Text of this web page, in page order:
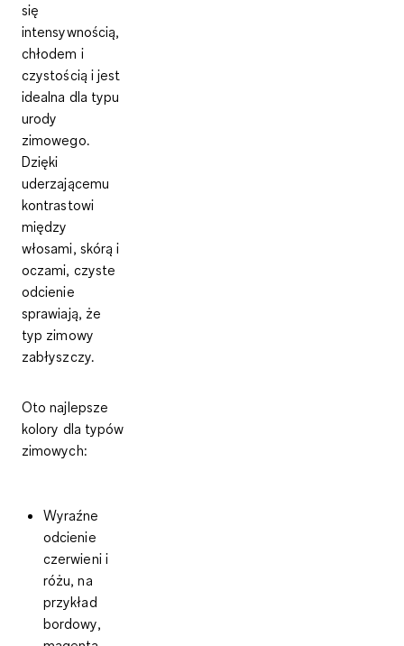
się
intensywnością,
chłodem i
czystością i jest
idealna dla typu
urody
zimowego.
Dzięki
uderzającemu
kontrastowi
między
włosami, skórą i
oczami, czyste
odcienie
sprawiają, że
typ zimowy
zabłyszczy.
Oto najlepsze
kolory dla typów
zimowych:
Wyraźne
odcienie
czerwieni i
różu, na
przykład
bordowy,